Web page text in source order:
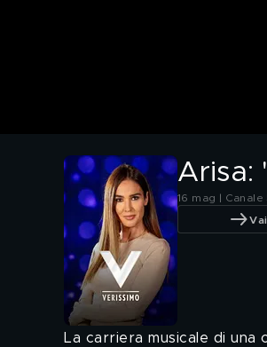
Arisa:
16 mag | Canale
La carriera musicale di una